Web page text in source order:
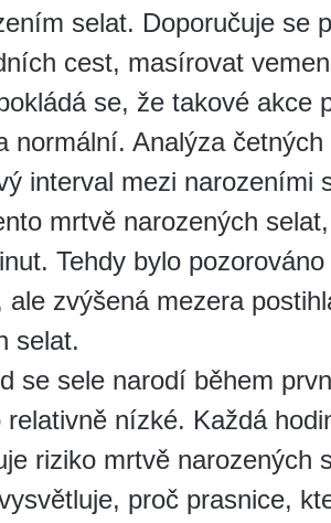
selat. Doporučuje se
cest, masírovat
se, že takové akce
normální. Analýza
interval mezi narozeními
mrtvě narozených
Tehdy bylo
ale zvýšená mezera
selat.
se sele narodí během
relativně nízké. Každá
riziko mrtvě narozených
proč prasnice,